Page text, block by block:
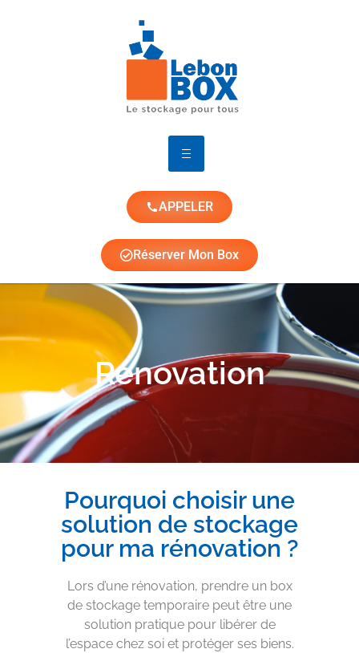
APPELER
Réserver Mon Box
Rénovation
Pourquoi choisir une
solution de stockage
pour ma rénovation ?
Lors d’une rénovation, prendre un box
de stockage temporaire peut être une
solution pratique pour libérer de
l’espace chez soi et protéger ses biens.